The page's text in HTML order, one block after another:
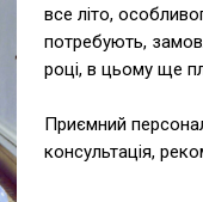
все літо,
потребують,
році, в цьому ще
Приємний
консультація,